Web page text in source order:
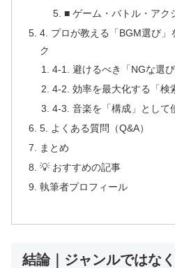
■ ゲーム・バトル・アク
4. プロが教える「BGM選び」
ク
4-1. 避けるべき「NGな選
4-2. 効率を最大化する「検
4-3. 音楽を「構成」として
5. よくある質問（Q&A）
まとめ
💡 おすすめの記事
執筆者プロフィール
結論｜ジャンルではな